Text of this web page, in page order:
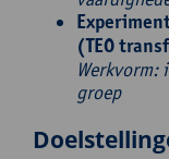
(TEO
groep